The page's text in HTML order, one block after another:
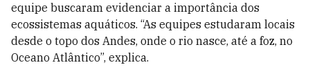
equipe buscaram evidenciar a importância dos
ecossistemas aquáticos. “As equipes estudaram locais
desde o topo dos Andes, onde o rio nasce, até a foz, no
Oceano Atlântico”, explica.